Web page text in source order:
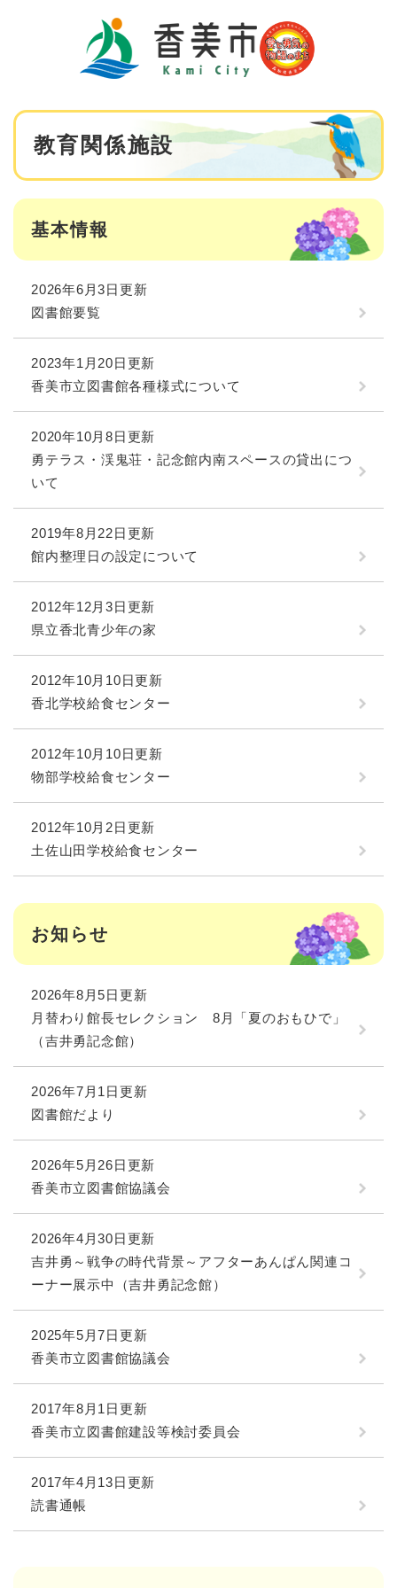
本
教育関係施設
基本情報
2026年6月3日更新
図書館要覧
2023年1月20日更新
香美市立図書館各種様式について
2020年10月8日更新
勇テラス・渓鬼荘・記念館内南スペースの貸出につ
いて
2019年8月22日更新
館内整理日の設定について
2012年12月3日更新
県立香北青少年の家
2012年10月10日更新
香北学校給食センター
2012年10月10日更新
物部学校給食センター
2012年10月2日更新
土佐山田学校給食センター
お知らせ
2026年8月5日更新
月替わり館長セレクション 8月「夏のおもひで」
（吉井勇記念館）
2026年7月1日更新
図書館だより
2026年5月26日更新
香美市立図書館協議会
2026年4月30日更新
吉井勇～戦争の時代背景～アフターあんぱん関連コ
ーナー展示中（吉井勇記念館）
2025年5月7日更新
香美市立図書館協議会
2017年8月1日更新
香美市立図書館建設等検討委員会
2017年4月13日更新
読書通帳